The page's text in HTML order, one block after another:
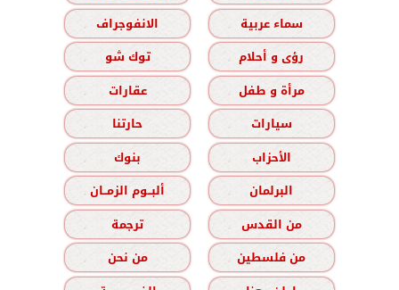
سماء عربية
الانفوجراف
رؤى و أحلام
توك شو
مرأة و طفل
عقارات
سيارات
حارتنا
الأحزاب
بنوك
البرلمان
ألبــوم الزمــان
من القدس
ترجمة
من فلسطين
من نحن